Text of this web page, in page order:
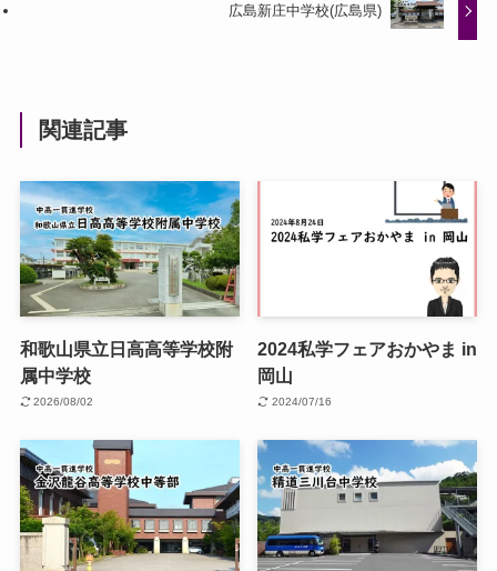
広島新庄中学校(広島県)
関連記事
和歌山県立日高高等学校附
属中学校
2026/08/02
2024私学フェアおかやま in
岡山
2024/07/16